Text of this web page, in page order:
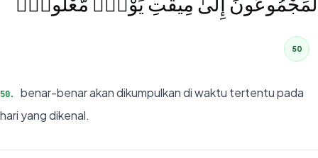
50
50.
benar-benar akan dikumpulkan di waktu tertentu pada
hari yang dikenal.